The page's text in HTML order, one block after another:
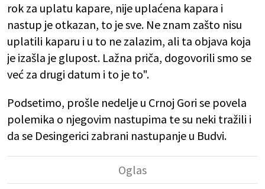
rok za uplatu kapare, nije uplaćena kapara i
nastup je otkazan, to je sve. Ne znam zašto nisu
uplatili kaparu i u to ne zalazim, ali ta objava koja
je izašla je glupost. Lažna priča, dogovorili smo se
već za drugi datum i to je to".
Podsetimo, prošle nedelje u Crnoj Gori se povela
polemika o njegovim nastupima te su neki tražili i
da se Desingerici zabrani nastupanje u Budvi.